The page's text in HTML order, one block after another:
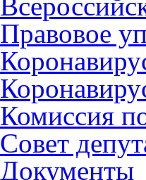
Правовое
Комиссия
Совет
Документы